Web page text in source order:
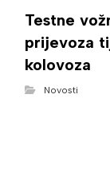
Testne
prijevoza
kolovoza
Novosti